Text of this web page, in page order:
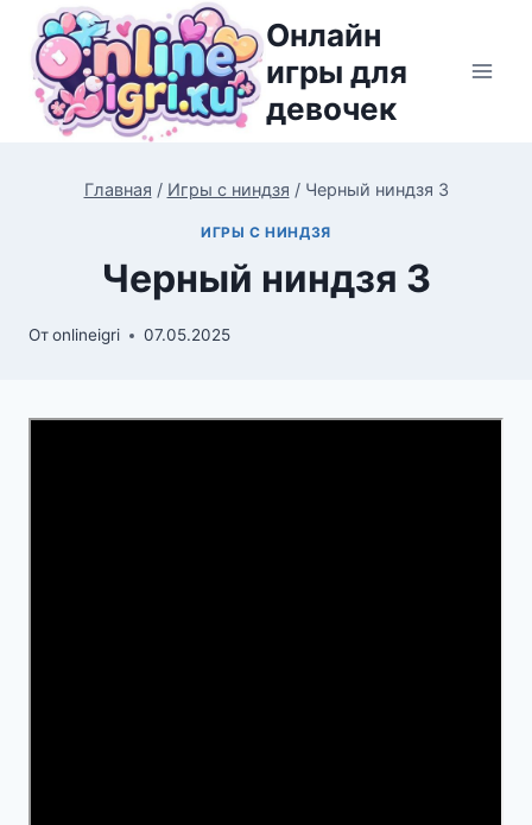
Перейти
содержимому
Онлайн
игры для
девочек
Главная / Игры с ниндзя / Черный ниндзя 3
ИГРЫ С НИНДЗЯ
Черный ниндзя 3
Отonlineigri 07.05.2025